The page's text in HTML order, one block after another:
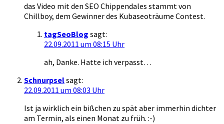
das Video mit den SEO Chippendales stammt von
Chillboy, dem Gewinner des Kubaseoträume Contest.
tagSeoBlog sagt:
22.09.2011 um 08:15 Uhr
ah, Danke. Hatte ich verpasst…
Schnurpselsagt:
22.09.2011 um 08:03 Uhr
Ist ja wirklich ein bißchen zu spät aber immerhin dichter
am Termin, als einen Monat zu früh. :-)